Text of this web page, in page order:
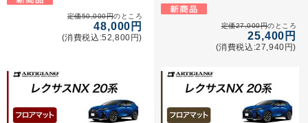
定価50,000円のところ
48,000円
(消費税込:52,800円)
定価27,000円のところ
25,400円
(消費税込:27,940円)